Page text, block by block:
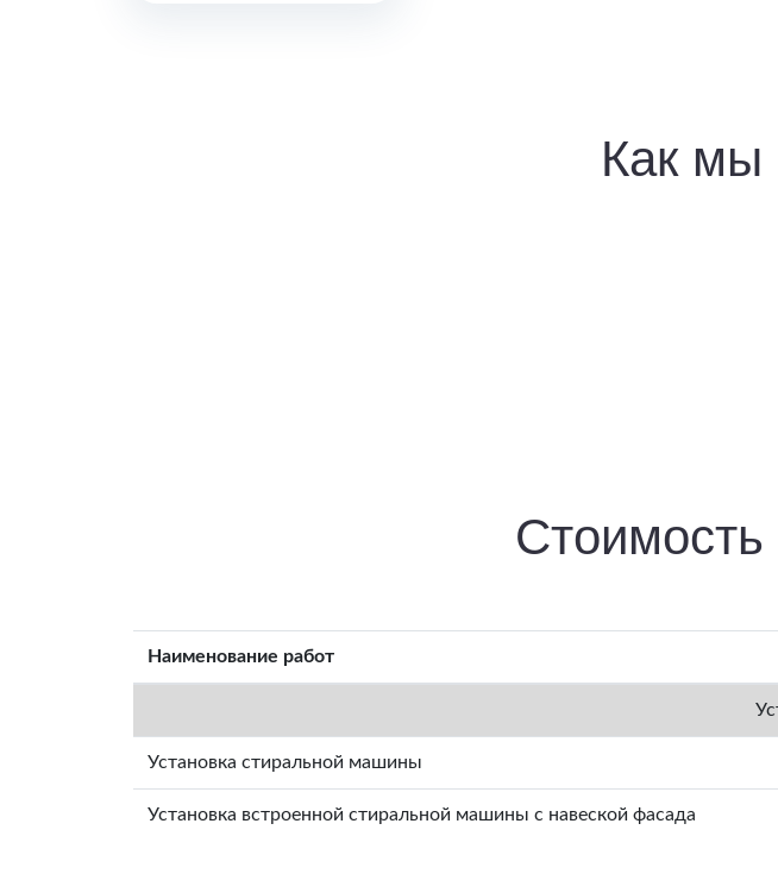
Как мы
Наименование работ
Установка стиральной машины
Установка встроенной стиральной машины с навеской фасада